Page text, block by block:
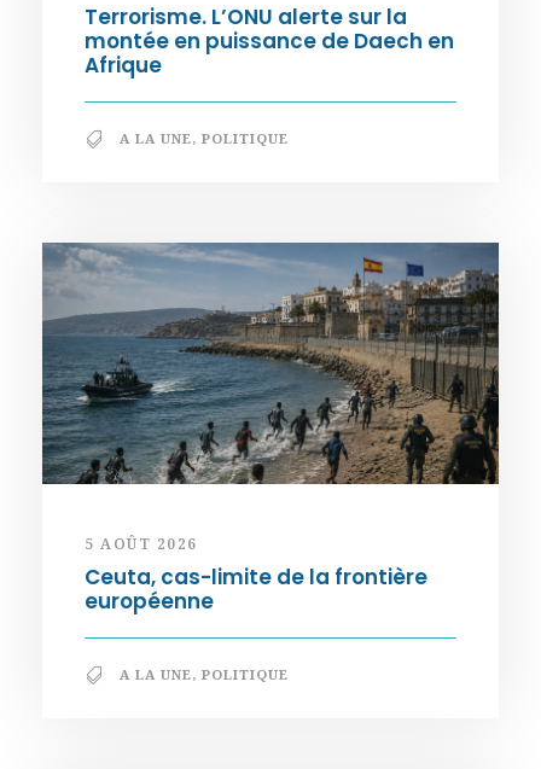
Terrorisme. L’ONU alerte sur la
montée en puissance de Daech en
Afrique
A LA UNE, POLITIQUE
5 AOÛT 2026
Ceuta, cas-limite de la frontière
européenne
A LA UNE, POLITIQUE